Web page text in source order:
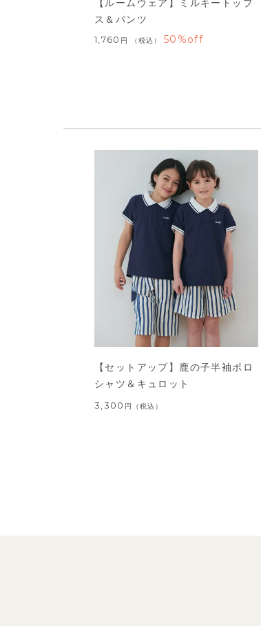
【ルームウェア】ミルキートップ
ス＆パンツ
1,760 税込 50%off
【セットアップ】鹿の子半袖ポロ
シャツ＆キュロット
3,300 円 （税込）